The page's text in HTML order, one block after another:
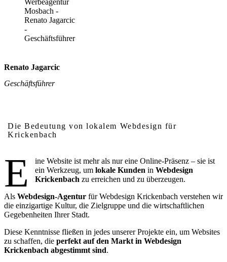
Renato Jagarcic
Geschäftsführer
Die Bedeutung von lokalem Webdesign für
Krickenbach
E
ine Website ist mehr als nur eine Online-Präsenz – sie ist
ein Werkzeug, um lokale Kunden in Webdesign
Krickenbach zu erreichen und zu überzeugen.
Als Webdesign-Agentur für Webdesign Krickenbach verstehen wir
die einzigartige Kultur, die Zielgruppe und die wirtschaftlichen
Gegebenheiten Ihrer Stadt.
Diese Kenntnisse fließen in jedes unserer Projekte ein, um Websites
zu schaffen, die perfekt auf den Markt in Webdesign
Krickenbach abgestimmt sind.